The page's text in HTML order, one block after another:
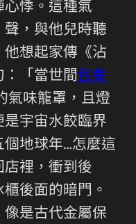
心悸。這種氣
，與他兒時聽
想起家傳《沾
：「當世間包養
氣味籠罩，且燈
宇宙水餃臨界
個地球年…怎麼這
店裡，衝到後
後面的暗門。
是古代金屬保